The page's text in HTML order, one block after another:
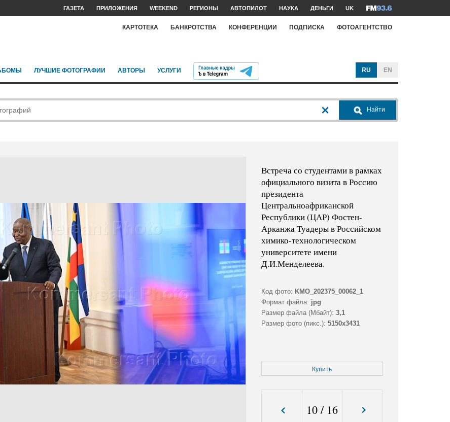
ГАЗЕТА ПРИЛОЖЕНИЯ WEEKEND РЕГИОНЫ АВТОПИЛОТ НАУКА ДЕНЬГИ UK
КАРТОТЕКА БАНКРОТСТВА КОНФЕРЕНЦИИ ПОДПИСКА ФОТОАГЕНТСТВО
ЛУЧШИЕ ФОТОГРАФИИ АВТОРЫ УСЛУГИ RU EN
Найти
Встреча со студентами в рамках
официального визита в Россию
президента
Центральноафриканской
Республики (ЦАР) Фостен-
Арканжа Туадеры в Российском
химико-технологическом
университете имени
Д.И.Менделеева.
Код фото: KMO_202375_00062_1
Формат файла: jpg
Размер файла (Мбайт): 3,1
Размер фото (пикс.): 5150x3431
Купить
10/ 16